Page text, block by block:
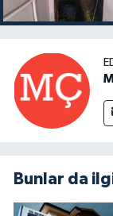
Bunlar da